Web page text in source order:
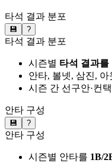
타석 결과 분포
💾 ?
타석 결과 분포
시즌별 타석 결과를
안타, 볼넷, 삼진,
시즌 간 선구안·컨
안타 구성
💾 ?
안타 구성
시즌별 안타를 1B/